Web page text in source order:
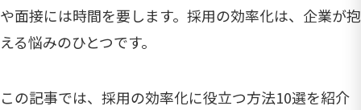
や面接には時間を要します。採用の効率化は、企業が抱
える悩みのひとつです。
この記事では、採用の効率化に役立つ方法10選を紹介